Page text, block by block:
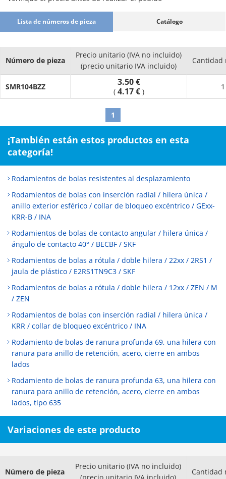
Lista de números de pieza Catálogo
Número de pieza
Precio unitario (IVA no incluido)
(precio unitario IVA incluido)
Cantidad
SMR104BZZ 3.50 €
( 4.17 € )
1
¡También están estos productos en esta
categoría!
Rodamientos de bolas resistentes al desplazamiento
Rodamientos de bolas con inserción radial / hilera única /
anillo exterior esférico / collar de bloqueo excéntrico / GExx-
KRR-B / INA
Rodamientos de bolas de contacto angular / hilera única /
ángulo de contacto 40° / BECBF / SKF
Rodamientos de bolas a rótula / doble hilera / 22xx / 2RS1 /
jaula de plástico / E2RS1TN9C3 / SKF
Rodamientos de bolas a rótula / doble hilera / 12xx / ZEN / M
/ ZEN
Rodamientos de bolas con inserción radial / hilera única /
KRR / collar de bloqueo excéntrico / INA
Rodamiento de bolas de ranura profunda 69, una hilera con
ranura para anillo de retención, acero, cierre en ambos
lados
Rodamiento de bolas de ranura profunda 63, una hilera con
ranura para anillo de retención, acero, cierre en ambos
lados, tipo 635
Variaciones de este producto
Número de pieza
Precio unitario (IVA no incluido)
Cantidad